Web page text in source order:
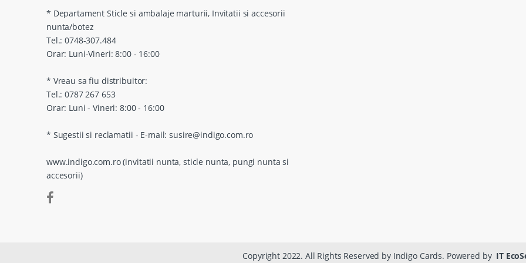
* Departament Sticle si ambalaje marturii, Invitatii si accesorii
nunta/botez
Tel.: 0748-307.484
Orar: Luni-Vineri: 8:00 - 16:00
* Vreau sa fiu distribuitor:
Tel.: 0787 267 653
Orar: Luni - Vineri: 8:00 - 16:00
* Sugestii si reclamatii - E-mail: susire@indigo.com.ro
www.indigo.com.ro (invitatii nunta, sticle nunta, pungi nunta si
accesorii)
Copyright 2022. All Rights Reserved by Indigo Cards. Powered by IT